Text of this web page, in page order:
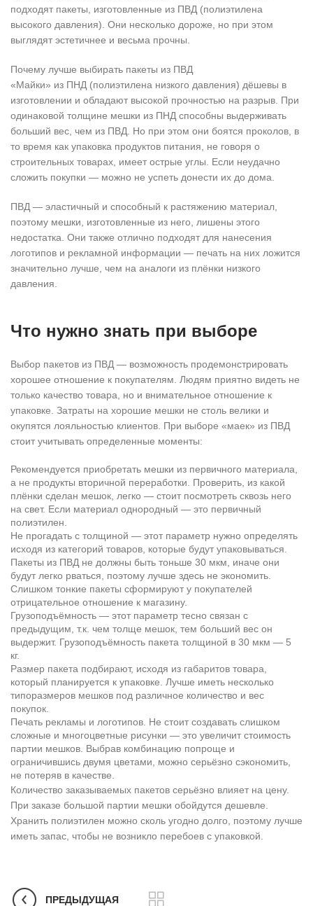
подходят пакеты, изготовленные из ПВД (полиэтилена
высокого давления). Они несколько дороже, но при этом
выглядят эстетичнее и весьма прочны.
Почему лучше выбирать пакеты из ПВД
«Майки» из ПНД (полиэтилена низкого давления) дёшевы в
изготовлении и обладают высокой прочностью на разрыв. При
одинаковой толщине мешки из ПНД способны выдерживать
больший вес, чем из ПВД. Но при этом они боятся проколов, в
то время как упаковка продуктов питания, не говоря о
строительных товарах, имеет острые углы. Если неудачно
сложить покупки — можно не успеть донести их до дома.
ПВД — эластичный и способный к растяжению материал,
поэтому мешки, изготовленные из него, лишены этого
недостатка. Они также отлично подходят для нанесения
логотипов и рекламной информации — печать на них ложится
значительно лучше, чем на аналоги из плёнки низкого
давления.
Что нужно знать при выборе
Выбор пакетов из ПВД — возможность продемонстрировать
хорошее отношение к покупателям. Людям приятно видеть не
только качество товара, но и внимательное отношение к
упаковке. Затраты на хорошие мешки не столь велики и
окупятся лояльностью клиентов. При выборе «маек» из ПВД
стоит учитывать определенные моменты:
Рекомендуется приобретать мешки из первичного материала,
а не продукты вторичной переработки. Проверить, из какой
плёнки сделан мешок, легко — стоит посмотреть сквозь него
на свет. Если материал однородный — это первичный
полиэтилен.
Не прогадать с толщиной — этот параметр нужно определять
исходя из категорий товаров, которые будут упаковываться.
Пакеты из ПВД не должны быть тоньше 30 мкм, иначе они
будут легко рваться, поэтому лучше здесь не экономить.
Слишком тонкие пакеты сформируют у покупателей
отрицательное отношение к магазину.
Грузоподъёмность — этот параметр тесно связан с
предыдущим, т.к. чем толще мешок, тем больший вес он
выдержит. Грузоподъёмность пакета толщиной в 30 мкм — 5
кг.
Размер пакета подбирают, исходя из габаритов товара,
который планируется к упаковке. Лучше иметь несколько
типоразмеров мешков под различное количество и вес
покупок.
Печать рекламы и логотипов. Не стоит создавать слишком
сложные и многоцветные рисунки — это увеличит стоимость
партии мешков. Выбрав комбинацию попроще и
ограничившись двумя цветами, можно серьёзно сэкономить,
не потеряв в качестве.
Количество заказываемых пакетов серьёзно влияет на цену.
При заказе большой партии мешки обойдутся дешевле.
Хранить полиэтилен можно сколь угодно долго, поэтому лучше
иметь запас, чтобы не возникло перебоев с упаковкой.
ПРЕДЫДУЩАЯ